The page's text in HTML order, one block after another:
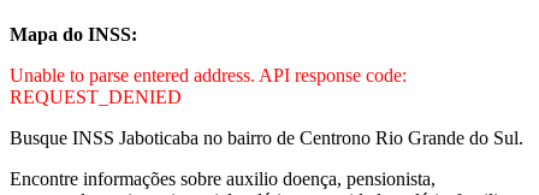
Mapa do INSS:
Unable to parse entered address. API response code:
REQUEST_DENIED
Busque INSS Jaboticaba no bairro de Centrono Rio Grande do Sul.
Encontre informações sobre auxilio doença, pensionista,